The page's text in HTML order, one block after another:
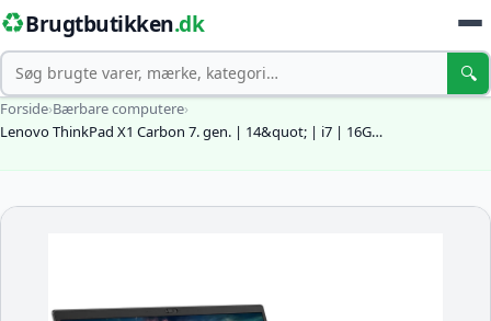
♻️Brugtbutikken.dk
Søg 🔍
Forside›Bærbare computere›
Lenovo ThinkPad X1 Carbon 7. gen. | 14&quot; | i7 | 16G…